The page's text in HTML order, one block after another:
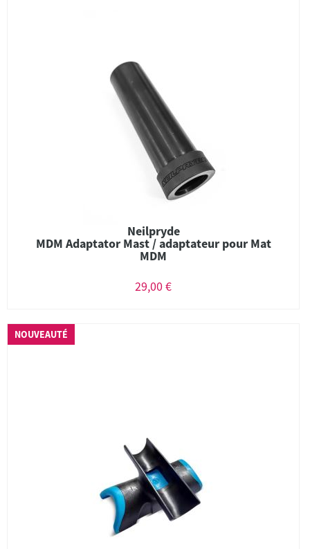
Neilpryde
MDM Adaptator Mast / adaptateur pour Mat
MDM
29,00 €
NOUVEAUTÉ